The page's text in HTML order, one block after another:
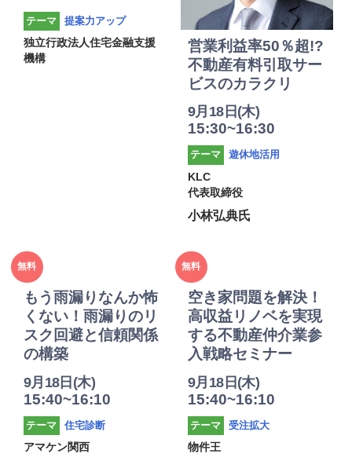
テーマ
提案力アップ
独立行政法人住宅金融支援
機構
営業利益率50％超!?
不動産有料引取サー
ビスのカラクリ
9月18日(木)
15:30~16:30
テーマ
遊休地活用
KLC
代表取締役
小林弘典氏
2025年
度
無料
もう雨漏りなんか怖
くない！雨漏りのリ
スク回避と信頼関係
の構築
9月18日(木)
15:40~16:10
テーマ
住宅診断
アマケン関西
2025年
度
無料
空き家問題を解決！
高収益リノベを実現
する不動産仲介業参
入戦略セミナー
9月18日(木)
15:40~16:10
テーマ
受注拡大
物件王